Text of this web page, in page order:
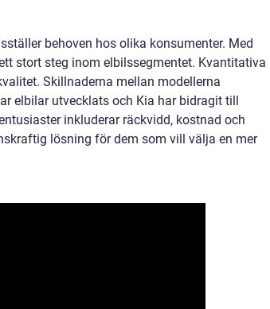
behoven hos olika konsumenter. Med
stort steg inom elbilssegmentet. Kvantitativa
Skillnaderna mellan modellerna
elbilar utvecklats och Kia har bidragit till
inkluderar räckvidd, kostnad och
lösning för dem som vill välja en mer